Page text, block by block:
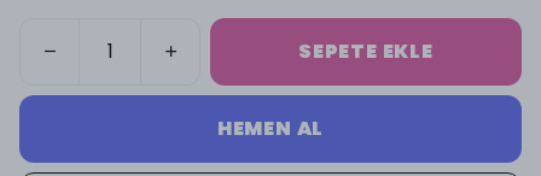
SEPETE EKLE
HEMEN AL